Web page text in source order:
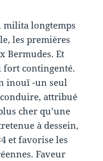
milita longtemps
les premières
Bermudes. Et
fort contingenté.
inouï -un seul
attribué
cher qu’une
à dessein,
et favorise les
Faveur